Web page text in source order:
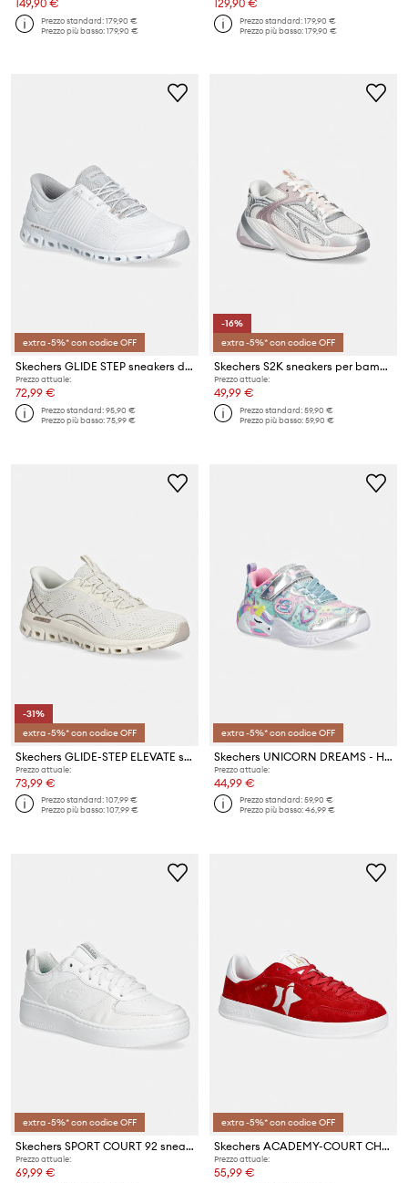
149,90 €
Prezzo standard:179,90 €
Prezzo più basso:179,90 €
129,90 €
Prezzo standard:179,90 €
Prezzo più basso:179,90 €
extra -5%* con codice OFF
Skechers GLIDE STEP sneakers da donna
Prezzo attuale:
72,99 €
Prezzo standard:95,90 €
Prezzo più basso:75,99 €
-16%
extra -5%* con codice OFF
Skechers S2K sneakers per bambini
Prezzo attuale:
49,99 €
Prezzo standard:59,90 €
Prezzo più basso:59,90 €
-31%
extra -5%* con codice OFF
Skechers GLIDE-STEP ELEVATE sneakers da donna
Prezzo attuale:
73,99 €
Prezzo standard:107,99 €
Prezzo più basso:107,99 €
extra -5%* con codice OFF
Skechers UNICORN DREAMS - HEART SPARKL sneakers per bambini
Prezzo attuale:
44,99 €
Prezzo standard:59,90 €
Prezzo più basso:46,99 €
extra -5%* con codice OFF
Skechers SPORT COURT 92 sneakers da donna
Prezzo attuale:
69,99 €
extra -5%* con codice OFF
Skechers ACADEMY-COURT CHARM sneakers da donna in nubuk
Prezzo attuale:
55,99 €